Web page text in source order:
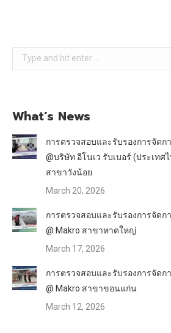
Search:
What’s News
การตรวจสอบและรับรองการจัดก
@บริษัท อีโนเว รับเบอร์ (ประเท
สาขาวังน้อย
March 20, 2026
การตรวจสอบและรับรองการจัดก
@ Makro สาขาหาดใหญ่
March 17, 2026
การตรวจสอบและรับรองการจัดก
@ Makro สาขาขอนแก่น
March 12, 2026